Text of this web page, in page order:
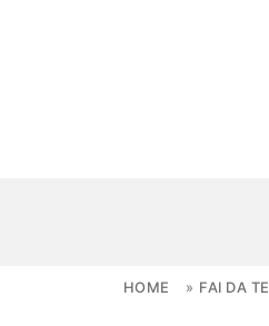
HOME » FAI DA TE